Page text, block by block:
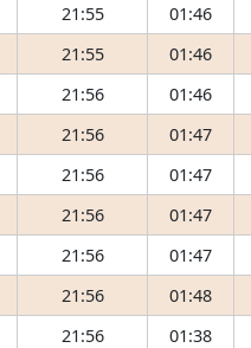
21:55 01:46
21:55 01:46
21:56 01:46
21:56 01:47
21:56 01:47
21:56 01:47
21:56 01:47
21:56 01:48
21:56 01:38